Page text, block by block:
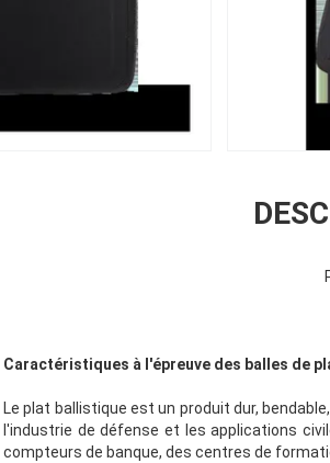
Caractéristiques à l'épreuve des balles de
Le plat ballistique est un produit dur,
l'industrie de défense et les applications
compteurs de banque, des centres de